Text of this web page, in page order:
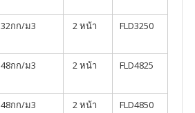
32กก/ม3 2 หน้า FLD3250
48กก/ม3 2 หน้า FLD4825
48กก/ม3 2 หน้า FLD4850